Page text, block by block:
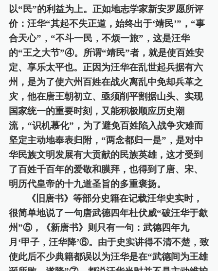
以“民”的利益为上。正如地志学家新安罗愿所评
价：汪华“其起不失正道，始终出于‘靖民’”，“事
合天心”，“不斗一民，不烦一旅”，这是汪华
的“王之大节”④。所谓“靖民”者， 就是使百姓安
定、享乐太平也。正因为汪华在乱世起兵据有六
州 ， 是为了使六州百姓在战火离乱中免却兵革之
灾， 他在唐王朝初立、亟须削平割据山头、 实现
国家统一的重要时刻 ， 又能积极顺应历史潮
流， “识机慕化”，为了避免百姓陷入战争灾难而
坚定主动地奉表归附， “两念都归一是”， 是对中
华民族文明发展有大贡献的民族英雄， 这才受到
了百姓千百年的爱敬和膜拜，也得到了唐、宋、
明 历代皇帝的十九道圣旨的多重褒扬。
《旧唐书》等部分史籍在记载汪华史实时，
很简单地说了一句唐武德四年杜伏威“破汪华于歙
州”⑤，《新唐书》则只有一句 ： 武德四年九
月 ‘甲子，汪华降’⑥。由于史实讲得不清不楚，致
使此后不少典籍都误以为汪华是在“武德间为王雄